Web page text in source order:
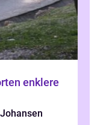
enklere